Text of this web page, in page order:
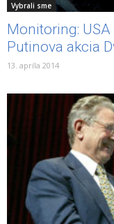
Vybrali sme
Monitoring:
Putinova akcia
13. apríla 2014